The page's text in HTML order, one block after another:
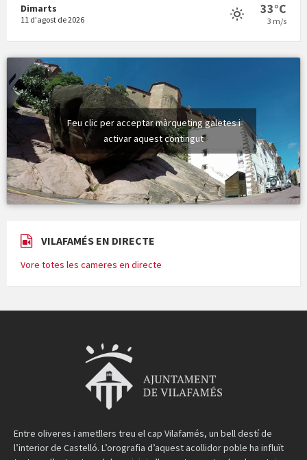
Dimarts
11 d'agost de 2026
33°C
3 m/s
Feu clic per acceptar màrqueting galetes i
activar aquest contingut
VILAFAMÉS EN DIRECTE
Vore totes les cameres en directe
Entre oliveres i ametllers treu el cap Vilafamés, un bell destí de
l’interior de Castelló. L’orografia d’aquest acollidor poble ha influït